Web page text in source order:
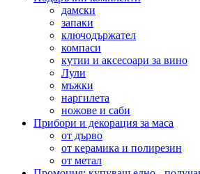
дамски
запаки
ключодържател
компаси
кутии и аксесоари за вино
Лули
мъжки
наргилета
ножове и саби
Прибори и декорация за маса
от дърво
от керамика и полирезин
от метал